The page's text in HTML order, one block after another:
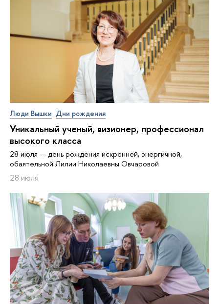
Люди Вышки Дни рождения
Уникальный ученый, визионер, про­фес­си­о­нал
высокого класса
28 июля — день рождения искренней, энергичной,
обаятельной Лилии Николаевны Овчаровой
28 июля